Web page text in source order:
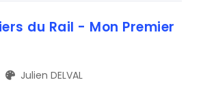
du Rail - Mon Premier
Julien DELVAL